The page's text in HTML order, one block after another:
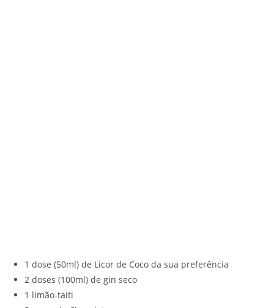
1 dose (50ml) de Licor de Coco da sua preferência
2 doses (100ml) de gin seco
1 limão-taiti